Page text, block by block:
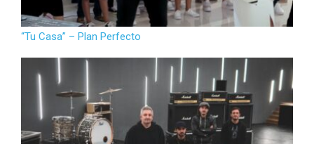
“Tu Casa” – Plan Perfecto